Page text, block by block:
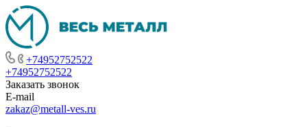
+74952752522
+74952752522
Заказать звонок
E-mail
zakaz@metall-ves.ru